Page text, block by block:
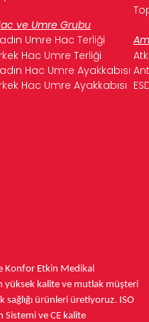
ve Umre Grubu
Umre Hac Terliği
Hac Umre Terliği
Hac Umre Ayakkabısı
Hac Umre Ayakkabısı
Konfor Etkin Medikal
yüksek kalite ve mutlak müşteri
ürünleri üretiyoruz. ISO
Sistemi ve CE kalite